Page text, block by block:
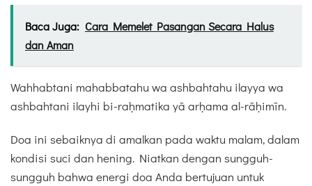
Baca Juga: Cara Memelet Pasangan Secara Halus
dan Aman
Wahhabtani mahabbatahu wa ashbahtahu ilayya wa
ashbahtani ilayhi bi-raḥmatika yā arḥama al-rāḥimīn.
Doa ini sebaiknya di amalkan pada waktu malam, dalam
kondisi suci dan hening. Niatkan dengan sungguh-
sungguh bahwa energi doa Anda bertujuan untuk